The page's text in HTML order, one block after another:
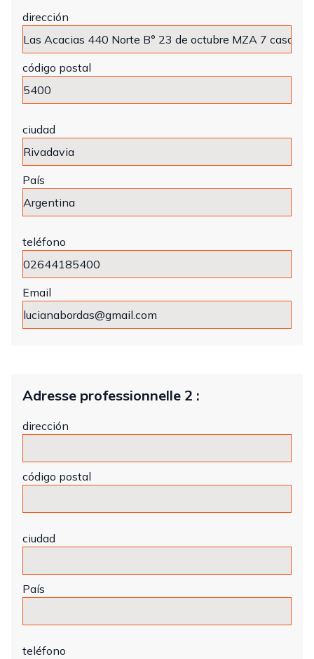
dirección
código postal
ciudad
País
teléfono
Email
Adresse professionnelle 2 :
dirección
código postal
ciudad
País
teléfono